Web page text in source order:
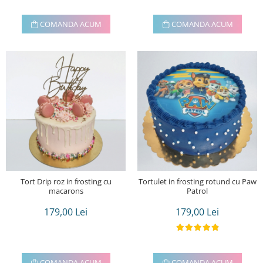
COMANDA ACUM COMANDA ACUM
Tort Drip roz in frosting cu
macarons
179,00 Lei
Tortulet in frosting rotund cu Paw
Patrol
179,00 Lei